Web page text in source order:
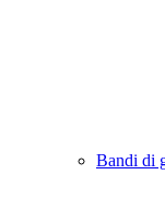
Bandi di